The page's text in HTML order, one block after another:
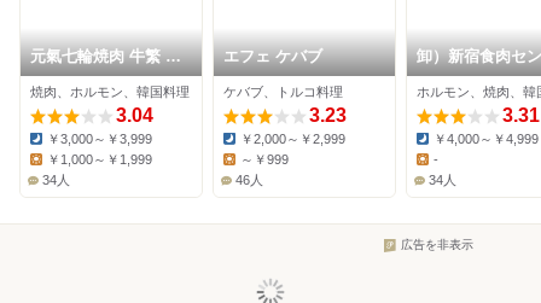
元氣七輪焼肉 牛繁 荻
窪店
焼肉、ホルモン、韓国料理
3.04
Dinner:
￥3,000～￥3,999
Lunch:
￥1,000～￥1,999
34人
エフェ ケバブ
ケバブ、トルコ料理
3.23
Dinner:
￥2,000～￥2,999
Lunch:
～￥999
46人
卸）新宿食肉セ
ー 極 荻窪店
ホルモン、焼肉、韓
3.31
Dinner:
￥4,000～￥4,999
Lunch:
-
34人
広告を非表示